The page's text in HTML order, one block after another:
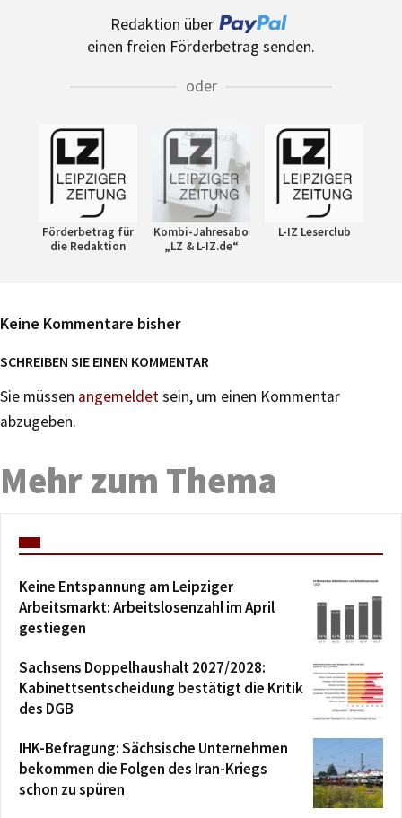
Redaktion über
einen freien Förderbetrag senden.
oder
Förderbetrag für
die Redaktion
Kombi-Jahresabo
„LZ & L-IZ.de“
L-IZ Leserclub
Keine Kommentare bisher
SCHREIBEN SIE EINEN KOMMENTAR
Sie müssen angemeldetsein, um einen Kommentar
abzugeben.
Mehr zum Thema
Keine Entspannung am Leipziger
Arbeitsmarkt: Arbeitslosenzahl im April
gestiegen
Sachsens Doppelhaushalt 2027/2028:
Kabinettsentscheidung bestätigt die Kritik
des DGB
IHK-Befragung: Sächsische Unternehmen
bekommen die Folgen des Iran-Kriegs
schon zu spüren